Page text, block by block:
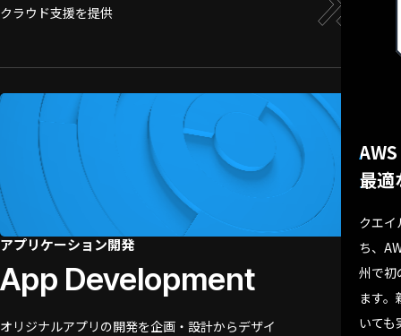
クラウド支援を提供
アプリケーション開発
App Development
オリジナルアプリの開発を企画・設計からデザイ
最適
クエイ
ち、
州で初
ます
いても